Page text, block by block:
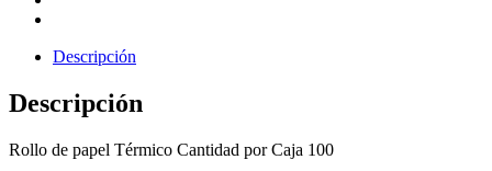
Descripción
Descripción
Rollo de papel Térmico Cantidad por Caja 100